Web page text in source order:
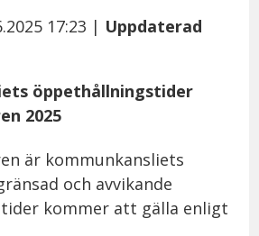
17:23 | Uppdaterad
öppethållningstider
2025
är kommunkansliets
och avvikande
kommer att gälla enligt